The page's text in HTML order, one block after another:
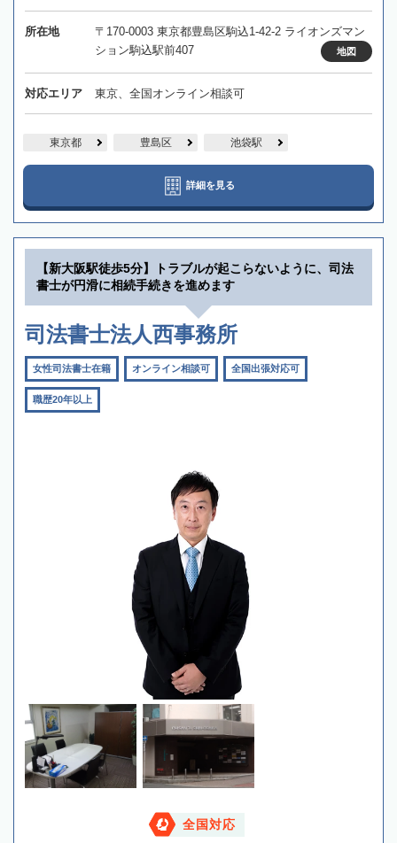
所在地
〒170-0003 東京都豊島区駒込1-42-2 ライオンズマン
ション駒込駅前407
地図
対応エリア 東京、全国オンライン相談可
東京都 豊島区 池袋駅
詳細を見る
【新大阪駅徒歩5分】トラブルが起こらないように、司法
書士が円滑に相続手続きを進めます
司法書士法人西事務所
女性司法書士在籍 オンライン相談可 全国出張対応可
職歴20年以上
全国対応